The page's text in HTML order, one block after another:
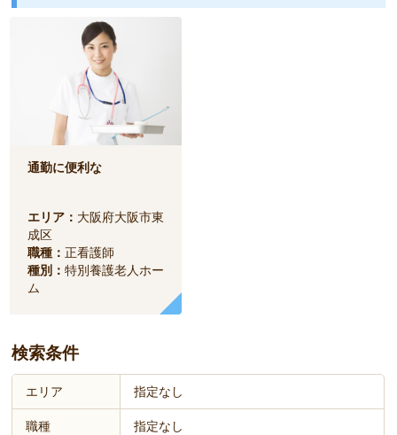
通勤に便利な
エリア： 大阪府大阪市東
成区
職種： 正看護師
種別： 特別養護老人ホー
ム
検索条件
エリア 指定なし
職種 指定なし